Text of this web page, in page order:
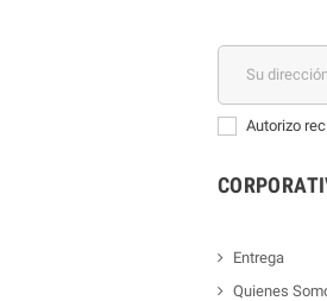
Autorizo
Entrega
Quienes